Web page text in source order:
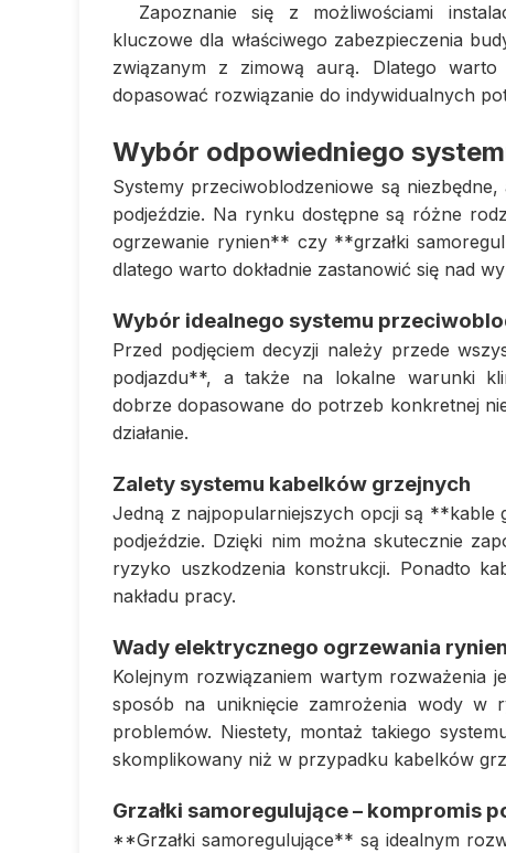
Zapoznanie się z możliwościami
kluczowe dla właściwego zabezpieczenia
związanym z zimową aurą. Dlatego
dopasować rozwiązanie do indywidualnych
Wybór odpowiedniego
Systemy przeciwoblodzeniowe są
podjeździe. Na rynku dostępne są różne
ogrzewanie rynien** czy **grzałki
dlatego warto dokładnie zastanowić się nad
Wybór idealnego systemu
Przed podjęciem decyzji należy przede
podjazdu**, a także na lokalne warunki
dobrze dopasowane do potrzeb konkretnej
działanie.
Zalety systemu kabelków grzejnych
Jedną z najpopularniejszych opcji są **kable
podjeździe. Dzięki nim można skutecznie
ryzyko uszkodzenia konstrukcji. Ponadto
nakładu pracy.
Wady elektrycznego ogrzewania rynien
Kolejnym rozwiązaniem wartym
sposób na uniknięcie zamrożenia wody w
problemów. Niestety, montaż takiego
skomplikowany niż w przypadku kabelków
Grzałki samoregulujące – kompromis
**Grzałki samoregulujące** są idealnym